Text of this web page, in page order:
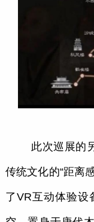
此次巡展的另
传统文化的“距离
了VR互动体验设